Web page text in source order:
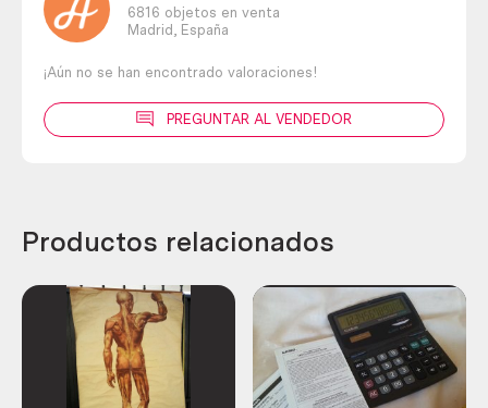
6816 objetos en venta
Madrid,
España
¡Aún no se han encontrado valoraciones!
PREGUNTAR AL VENDEDOR
Productos relacionados